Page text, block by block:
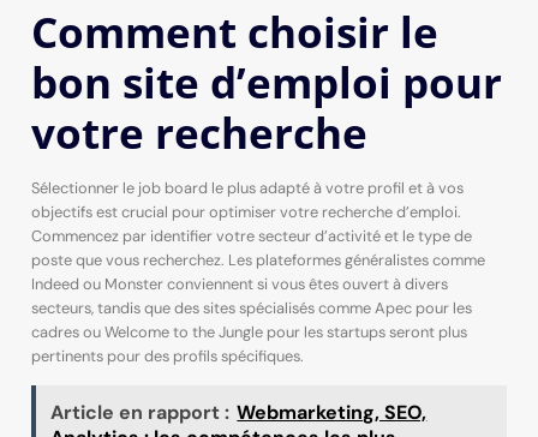
Comment choisir le
bon site d’emploi pour
votre recherche
Sélectionner le job board le plus adapté à votre profil et à vos
objectifs est crucial pour optimiser votre recherche d’emploi.
Commencez par identifier votre secteur d’activité et le type de
poste que vous recherchez. Les plateformes généralistes comme
Indeed ou Monster conviennent si vous êtes ouvert à divers
secteurs, tandis que des sites spécialisés comme Apec pour les
cadres ou Welcome to the Jungle pour les startups seront plus
pertinents pour des profils spécifiques.
Article en rapport : Webmarketing, SEO,